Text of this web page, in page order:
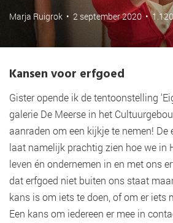
Marja Ruigrok • 2 september 2020 •
Kansen voor erfgoed
Gister opende ik de tentoonstelling
galerie De Meerse in het
aanraden om een kijkje te nemen! De
laat namelijk prachtig zien hoe we in
leven én ondernemen in en met ons
dat erfgoed niet buiten ons staat
kans is om iets te doen, of om er iets
Een kans om iedereen er mee in